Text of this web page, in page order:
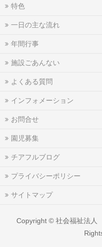
特色
一日の主な流れ
年間行事
施設ごあんない
よくある質問
インフォメーション
お問合せ
園児募集
チアフルブログ
プライバシーポリシー
サイトマップ
Copyright © 社会福祉法人